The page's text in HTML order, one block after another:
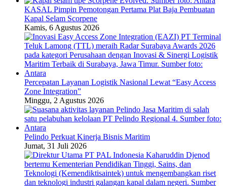
KASAL Pimpin Pemotongan Pertama Plat Baja Pembuatan
Kapal Selam Scorpene
Kamis, 6 Agustus 2026
Percepatan Layanan Logistik Nasional Lewat “Easy Access
Zone Integration”
Minggu, 2 Agustus 2026
Pelindo Perkuat Kinerja Bisnis Maritim
Jumat, 31 Juli 2026